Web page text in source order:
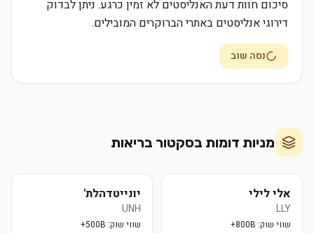
סיכום חוות דעת האנליסטים לא זמין כרגע. ניתן לבדוק
דירוגי אנליסטים באתרי הברוקרים המובילים.
נסה שוב
מניות דומות בסקטור בריאות
אלי לילי
LLY
שווי שוק: 800B+
יונייטדהלת'
UNH
שווי שוק: 500B+